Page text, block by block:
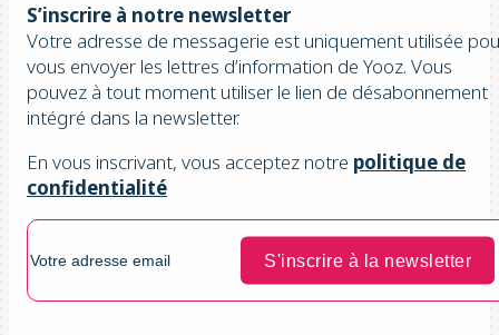
S’inscrire à notre newsletter
Votre adresse de messagerie est uniquement utilisée
vous envoyer les lettres d’information de Yooz. Vous
pouvez à tout moment utiliser le lien de désabonnement
intégré dans la newsletter.
En vous inscrivant, vous acceptez notre politique de
confidentialité